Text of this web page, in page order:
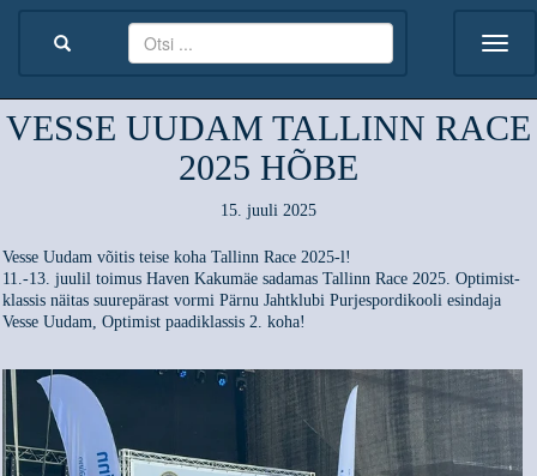
VESSE UUDAM TALLINN RACE
2025 HÕBE
15. juuli 2025
Vesse Uudam võitis teise koha Tallinn Race 2025-l!
11.-13. juulil toimus Haven Kakumäe sadamas Tallinn Race 2025. Optimist-
klassis näitas suurepärast vormi Pärnu Jahtklubi Purjespordikooli esindaja
Vesse Uudam, Optimist paadiklassis 2. koha!